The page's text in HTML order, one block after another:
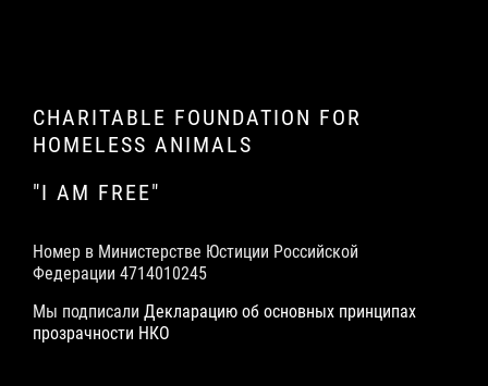
CHARITABLE FOUNDATION FOR
HOMELESS ANIMALS
"I AM FREE"
Номер в Министерстве Юстиции Российской
Федерации 4714010245
Мы подписали Декларацию об основных принципах
прозрачности НКО